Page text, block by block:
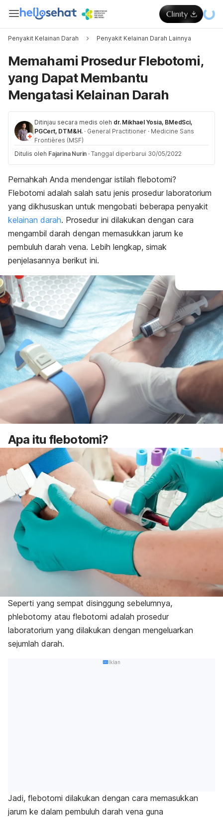
Penyakit Kelainan Darah Penyakit Kelainan Darah Lainnya
Memahami Prosedur Flebotomi,
yang Dapat Membantu
Mengatasi Kelainan Darah
Ditinjau secara medis oleh dr. Mikhael Yosia, BMedSci,
PGCert, DTM&H. · General Practitioner · Medicine Sans
Frontières (MSF)
Ditulis oleh Fajarina Nurin · Tanggal diperbarui 30/05/2022
Pernahkah Anda mendengar istilah flebotomi?
Flebotomi adalah salah satu jenis prosedur laboratorium
yang dikhususkan untuk mengobati beberapa penyakit
kelainan darah. Prosedur ini dilakukan dengan cara
mengambil darah dengan memasukkan jarum ke
pembuluh darah vena. Lebih lengkap, simak
penjelasannya berikut ini.
Apa itu flebotomi?
Seperti yang sempat disinggung sebelumnya,
phlebotomy atau flebotomi adalah prosedur
laboratorium yang dilakukan dengan mengeluarkan
sejumlah darah.
Iklan
Jadi, flebotomi dilakukan dengan cara memasukkan
jarum ke dalam pembuluh darah vena guna